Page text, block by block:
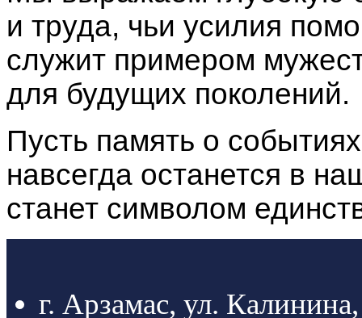
и труда, чьи усилия
служит примером
для будущих поколений.
Пусть память о
навсегда останется в
станет символом
г. Арзамас, ул.